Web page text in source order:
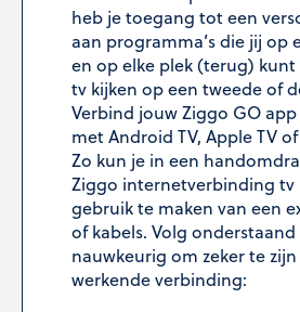
heb je toegang tot een
aan programma’s die jij op
en op elke plek (terug) kunt
tv kijken op een tweede of
Verbind jouw Ziggo GO
met Android TV, Apple TV
Zo kun je in een
Ziggo internetverbinding tv
gebruik te maken van een
of kabels. Volg
nauwkeurig om zeker te
werkende verbinding: